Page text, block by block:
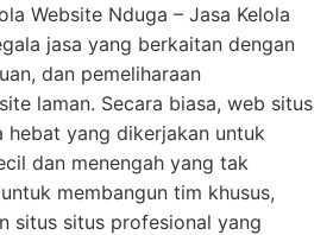
Website Nduga – Jasa Kelola
jasa yang berkaitan dengan
dan pemeliharaan
laman. Secara biasa, web situs
hebat yang dikerjakan untuk
dan menengah yang tak
membangun tim khusus,
situs situs profesional yang